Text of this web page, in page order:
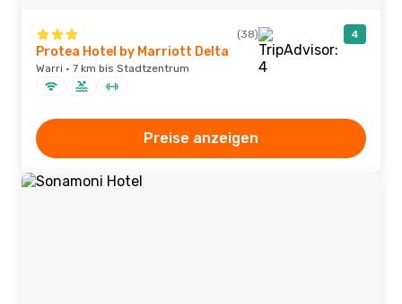
(38) 4
Protea Hotel by Marriott Delta
Warri · 7 km bis Stadtzentrum
Preise anzeigen